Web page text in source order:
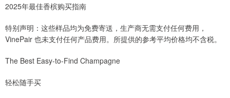
2025年最佳香槟购买指南
特别声明：这些样品均为免费寄送，生产商无需支付任何费用，
VinePair 也未支付任何产品费用。所提供的参考平均价格均不含税。
The Best Easy-to-Find Champagne
轻松随手买